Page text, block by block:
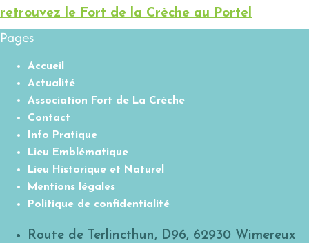
retrouvez le Fort de la Crèche au Portel
Pages
Accueil
Actualité
Association Fort de La Crèche
Contact
Info Pratique
Lieu Emblématique
Lieu Historique et Naturel
Mentions légales
Politique de confidentialité
Route de Terlincthun, D96, 62930 Wimereux